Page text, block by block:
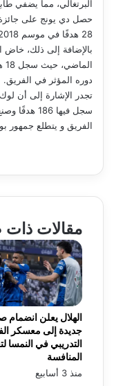
البرتغالي، مما يضفي
حصل دي يونج على
دوره المؤثر في الفريق.
الفريق و يتطلع جمهور
مقالات ذات
الهلال يعلن انضمام
جديدة إلى معسكر
التدريبي في النمسا
المنافسة
منذ 3 أسابيع